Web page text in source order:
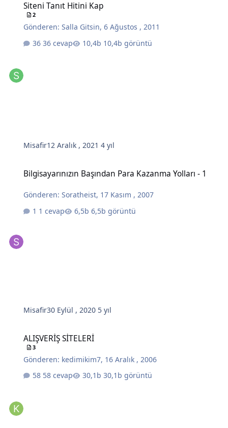
Siteni Tanıt Hitini Kap
2
Gönderen:Salla Gitsin,6 Ağustos , 2011
36 cevap
10,4b görüntü
Misafir12 Aralık , 20214 yıl
Bilgisayarınızın Başından Para Kazanma Yolları - 1
Gönderen:Soratheist, 17 Kasım , 2007
1 cevap
6,5b görüntü
Misafir30 Eylül , 2020 5 yıl
ALIŞVERİŞ SİTELERİ
3
Gönderen: kedimikim7, 16 Aralık , 2006
58 cevap
30,1b görüntü